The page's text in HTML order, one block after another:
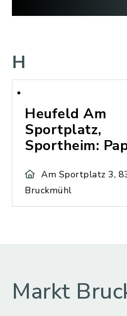
H
Heufeld Am
Sportplatz,
Sportheim:
Am Sportplatz 3,
Bruckmühl
Markt